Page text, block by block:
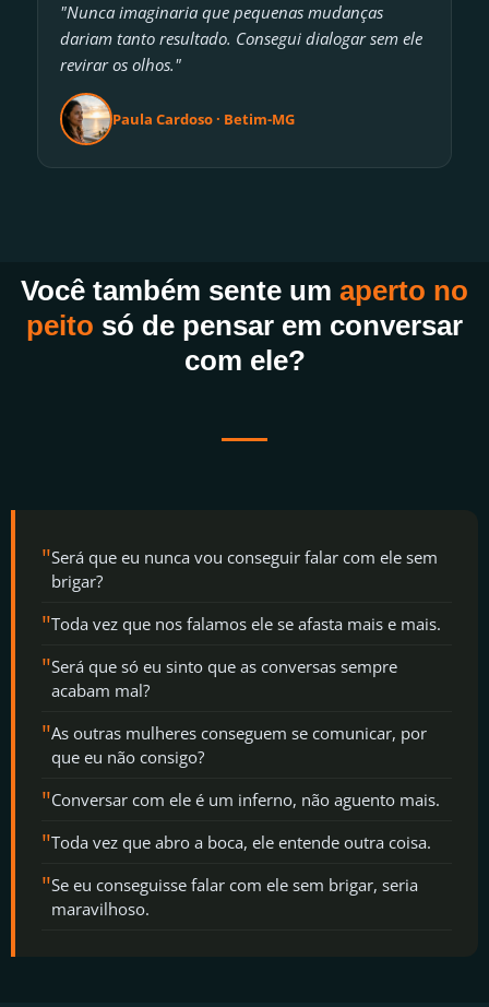
"Nunca imaginaria que pequenas mudanças
dariam tanto resultado. Consegui dialogar sem ele
revirar os olhos."
Paula Cardoso · Betim-MG
Você também sente um aperto no
peito só de pensar em conversar
com ele?
"Será que eu nunca vou conseguir falar com ele sem
brigar?
"Toda vez que nos falamos ele se afasta mais e mais.
"Será que só eu sinto que as conversas sempre
acabam mal?
"As outras mulheres conseguem se comunicar, por
que eu não consigo?
"Conversar com ele é um inferno, não aguento mais.
"Toda vez que abro a boca, ele entende outra coisa.
"Se eu conseguisse falar com ele sem brigar, seria
maravilhoso.